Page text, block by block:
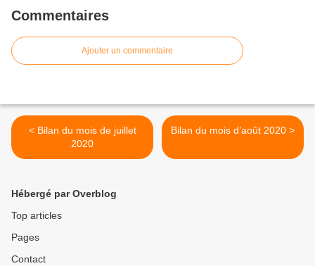
Commentaires
Ajouter un commentaire
< Bilan du mois de juillet
2020
Bilan du mois d’août 2020 >
Hébergé par Overblog
Top articles
Pages
Contact